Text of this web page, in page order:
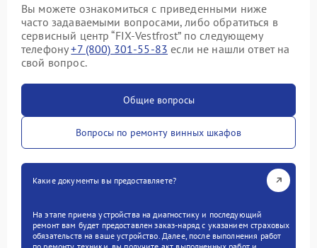
Вы можете ознакомиться с приведенными ниже
часто задаваемыми вопросами, либо обратиться в
сервисный центр “FIX-Vestfrost” по следующему
телефону+7 (800) 301-55-83 если не нашли ответ на
свой вопрос.
Общие вопросы
Вопросы по ремонту винных шкафов
Какие документы вы предоставляете?
На этапе приема устройства на диагностику и последующий
ремонт вам будет предоставлен заказ-наряд с указанием страховых
обязательств на ваше устройство. Далее, после выполнения работ